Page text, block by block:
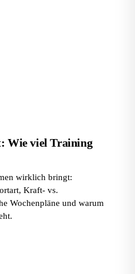
Wie viel Training
wirklich bringt:
Kraft- vs.
Wochenpläne und warum